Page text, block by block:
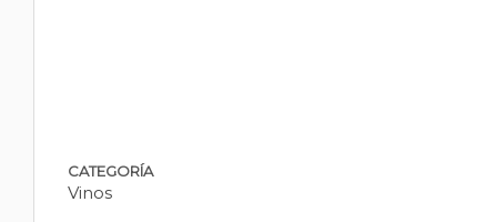
CATEGORÍA
Vinos